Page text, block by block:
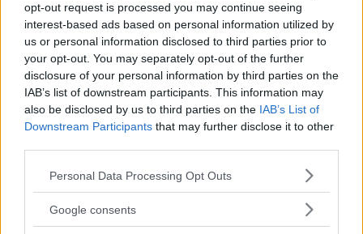
opt-out request is processed you may continue seeing
interest-based ads based on personal information utilized by
us or personal information disclosed to third parties prior to
your opt-out. You may separately opt-out of the further
disclosure of your personal information by third parties on the
IAB’s list of downstream participants. This information may
also be disclosed by us to third parties on the IAB’s List of
Downstream Participants that may further disclose it to other
Please note that this website/app uses one or more Google
not limited to your visit or usage behaviour. You may click to
Personal Data Processing Opt Outs
Google consents
Publicerad 19:41, 12 juli 2019
Kollision med pollaren – en rejäl
smäll
HÄGERSTEN
På fredagseftermiddagen körde en personbil in i
Publicerad 20:58, 3 maj 2019
Bilar krockade på
Hägerstensåsen – en person